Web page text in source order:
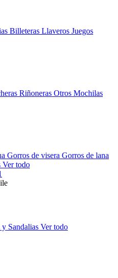
Billeteras Llaveros Juegos
Riñoneras Otros Mochilas
Gorros de visera Gorros de lana
Ver todo
Sandalias Ver todo